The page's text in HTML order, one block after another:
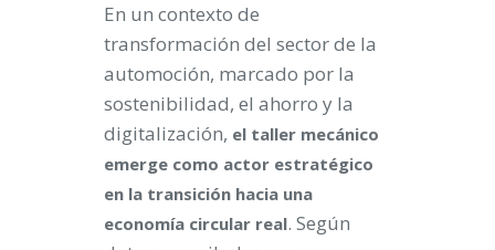
En un contexto de
transformación del sector de la
automoción, marcado por la
sostenibilidad, el ahorro y la
digitalización, el taller mecánico
emerge como actor estratégico
en la transición hacia una
economía circular real. Según